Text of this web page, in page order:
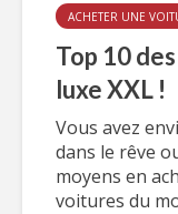
ACHETER UNE
Top 10
luxe XXL !
Vous avez
dans le rêve
moyens en
voitures du